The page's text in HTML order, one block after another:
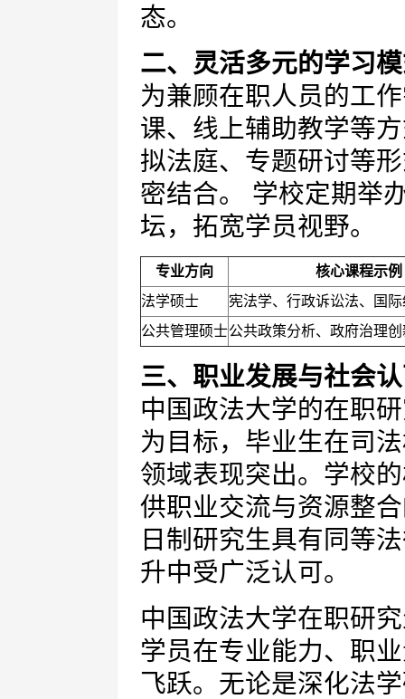
态。
二、灵活多元的学习
为兼顾在职人员的工
课、线上辅助教学等
拟法庭、专题研讨等
密结合。 学校定期举
坛，拓宽学员视野。
专业方向
核心课程示例
法学硕士
宪法学、行政诉讼法、国
公共管理硕士公共政策分析、政府治理
三、职业发展与社会
中国政法大学的在职
为目标，毕业生在司
领域表现突出。学校
供职业交流与资源整
日制研究生具有同等
升中受广泛认可。
中国政法大学在职研
学员在专业能力、职
飞跃。无论是深化法